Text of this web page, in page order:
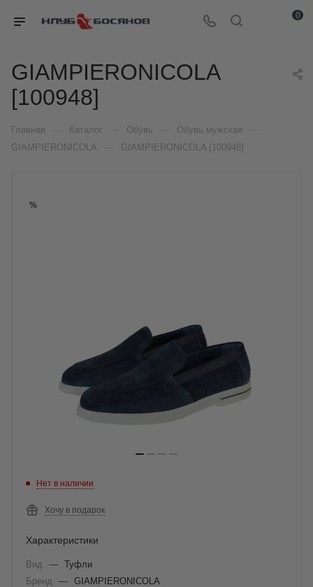
0
GIAMPIERONICOLA
[100948]
Главная Каталог Обувь Обувь мужская
GIAMPIERONICOLA GIAMPIERONICOLA [100948]
%
Нет в наличии
Хочу в подарок
Характеристики
Вид — Туфли
Бренд
— GIAMPIERONICOLA